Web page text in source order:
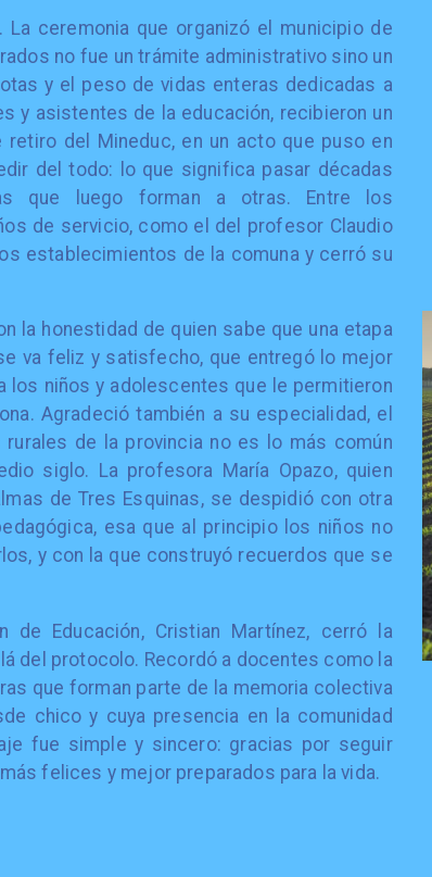
ceremonia que organizó el municipio de
no fue un trámite administrativo sino un
y el peso de vidas enteras dedicadas a
y asistentes de la educación, recibieron un
del Mineduc, en un acto que puso en
del todo: lo que significa pasar décadas
que luego forman a otras. Entre los
de servicio, como el del profesor Claudio
establecimientos de la comuna y cerró su
la honestidad de quien sabe que una etapa
va feliz y satisfecho, que entregó lo mejor
los niños y adolescentes que le permitieron
Agradeció también a su especialidad, el
de la provincia no es lo más común
siglo. La profesora María Opazo, quien
de Tres Esquinas, se despidió con otra
esa que al principio los niños no
y con la que construyó recuerdos que se
Educación, Cristian Martínez, cerró la
del protocolo. Recordó a docentes como la
que forman parte de la memoria colectiva
chico y cuya presencia en la comunidad
fue simple y sincero: gracias por seguir
felices y mejor preparados para la vida.